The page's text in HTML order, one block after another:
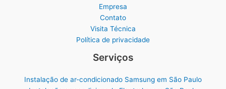
Empresa
Contato
Visita Técnica
Política de privacidade
Serviços
Instalação de ar-condicionado Samsung em São Paulo